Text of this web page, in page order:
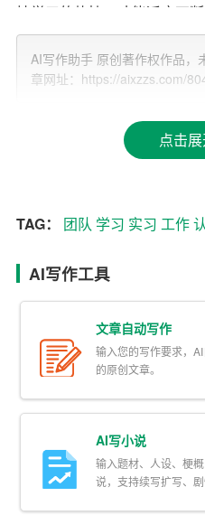
持学习的热情，才能适应不断
此外，我体验到了实际工作
上，我们学习的是理论知识
求，灵活运用这些知识。这
的应变能力，能够迅速适应
在职场中赢得了他人的尊重。
最后，实习让我对职业生涯
我未来求职指明了方向。同
处，需要在今后的学习和工
自己的专业技能，更学会了
步。我相信，这次实习的经
深远的影响。在今后的学习
断提升自己，为实现自己的
AI写作助手 原创著作权作品
章网址：https://aixzzs.com/
点击
TAG： 团队 学习 实习 工作
AI写作工具
文章自动写作
输入您的写作要求，
的原创文章。
AI写小说
输入题材、人设、梗
说，支持续写扩写、剧